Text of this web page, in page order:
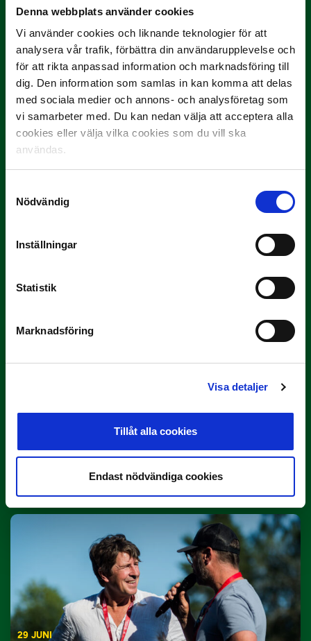
Denna webbplats använder cookies
Vi använder cookies och liknande teknologier för att
analysera vår trafik, förbättra din användarupplevelse och
för att rikta anpassad information och marknadsföring till
dig. Den information som samlas in kan komma att delas
med sociala medier och annons- och analysföretag som
vi samarbeter med. Du kan nedan välja att acceptera alla
cookies eller välja vilka cookies som du vill ska
användas.
Nödvändig
Inställningar
Statistik
Marknadsföring
Visa detaljer
Tillåt alla cookies
Endast nödvändiga cookies
9 JULI
Han gjorde Månadens Mål i juni: ”En
projektil”
Slog till i…
Yttrar gör…
Rösta på Månadens Tränare i juni
29 JUNI